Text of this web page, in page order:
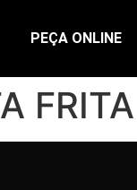
PEÇA ONLINE